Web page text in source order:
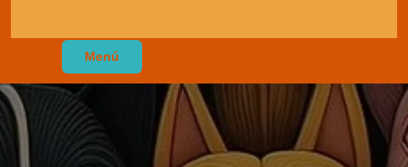
Menú